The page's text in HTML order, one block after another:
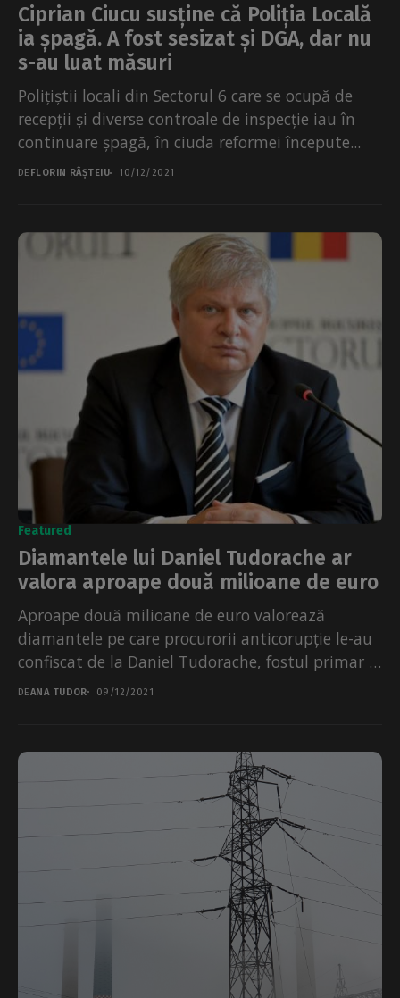
Ciprian Ciucu susține că Poliția Locală
ia șpagă. A fost sesizat și DGA, dar nu
s-au luat măsuri
Polițiștii locali din Sectorul 6 care se ocupă de
recepții și diverse controale de inspecție iau în
continuare șpagă, în ciuda reformei începute...
DE FLORIN RÂȘTEIU 10/12/2021
Featured
Diamantele lui Daniel Tudorache ar
valora aproape două milioane de euro
Aproape două milioane de euro valorează
diamantele pe care procurorii anticorupție le-au
confiscat de la Daniel Tudorache, fostul primar al
Sectorului 1. Valoarea...
DEANA TUDOR 09/12/2021